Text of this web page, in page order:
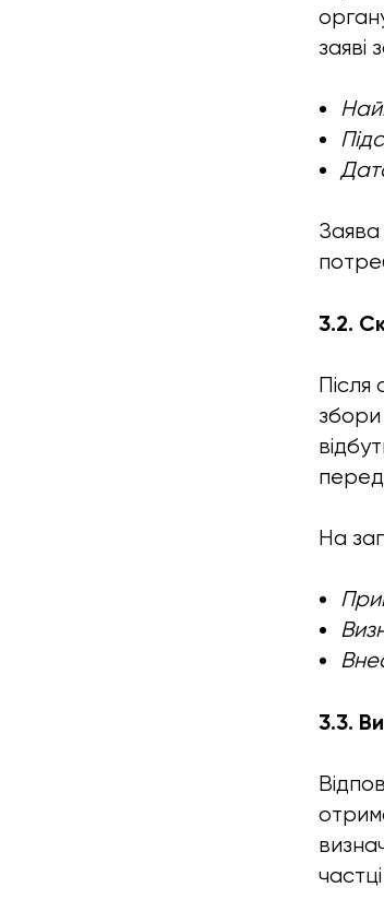
заяві
3.2.
Після
збори
На
3.3.